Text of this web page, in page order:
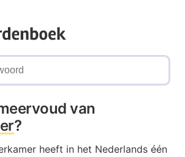
van
?
heeft in het Nederlands één